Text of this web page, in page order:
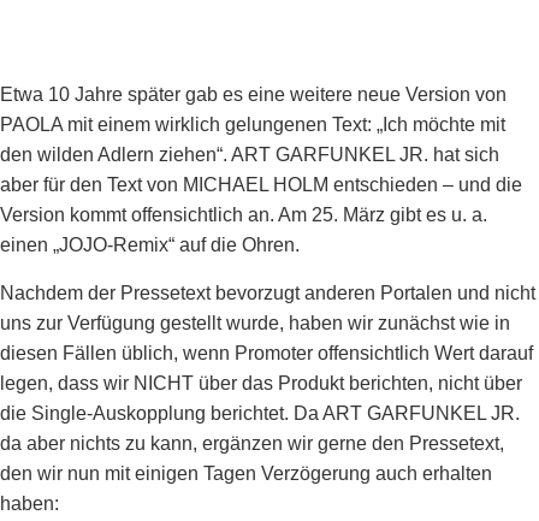
Etwa 10 Jahre später gab es eine weitere neue Version von
PAOLA mit einem wirklich gelungenen Text: „Ich möchte mit
den wilden Adlern ziehen“. ART GARFUNKEL JR. hat sich
aber für den Text von MICHAEL HOLM entschieden – und die
Version kommt offensichtlich an. Am 25. März gibt es u. a.
einen „JOJO-Remix“ auf die Ohren.
Nachdem der Pressetext bevorzugt anderen Portalen und nicht
uns zur Verfügung gestellt wurde, haben wir zunächst wie in
diesen Fällen üblich, wenn Promoter offensichtlich Wert darauf
legen, dass wir NICHT über das Produkt berichten, nicht über
die Single-Auskopplung berichtet. Da ART GARFUNKEL JR.
da aber nichts zu kann, ergänzen wir gerne den Pressetext,
den wir nun mit einigen Tagen Verzögerung auch erhalten
haben: